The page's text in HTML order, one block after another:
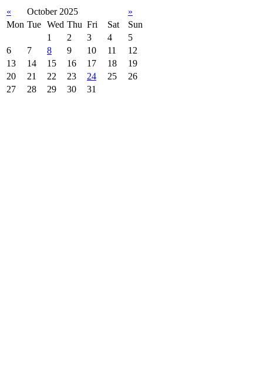
« October 2025
»
Mon Tue Wed Thu Fri Sat
Sun
1
2 3 4
5
6
7 8 9 10 11
12
13
14 15 16 17 18
19
20
21 22 23 24 25
26
27
28 29 30 31